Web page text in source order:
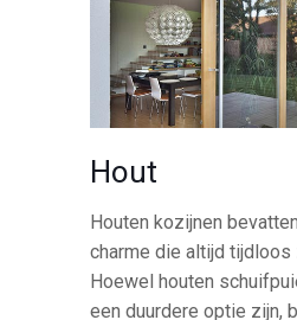
Hout
Houten kozijnen
charme die altijd tijdloos
Hoewel houten
een duurdere optie zijn,